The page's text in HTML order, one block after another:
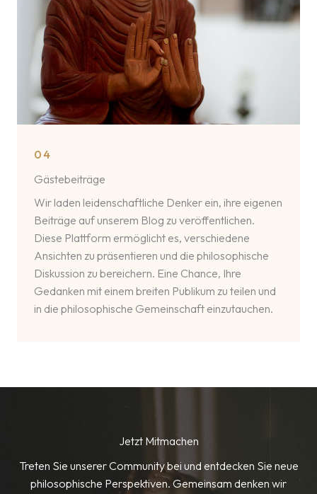
04
Gästebeiträge
Wir laden leidenschaftliche Denker ein, ihre eigenen
Beiträge auf unserem Blog zu veröffentlichen.
Diese Plattform ermöglicht es, verschiedene
Ansichten zu präsentieren und die philosophische
Diskussion zu bereichern. Eine Chance, Ihre
Gedanken mit einem breiten Publikum zu teilen und
in die philosophische Gemeinschaft einzutauchen.
Jetzt Mitmachen
Treten Sie unserer Community bei und entdecken Sie neue
philosophische Perspektiven. Gemeinsam denken wir